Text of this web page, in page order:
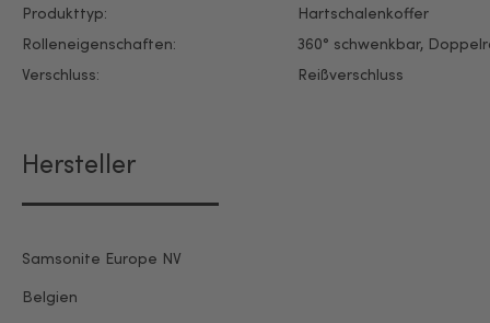
Produkttyp:
Hartschalenkoffer
Rolleneigenschaften:
360° schwenkbar,
Verschluss:
Reißverschluss
Hersteller
Samsonite Europe NV
Belgien